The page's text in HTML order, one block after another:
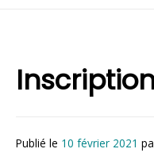
Publié le 10 février 2021